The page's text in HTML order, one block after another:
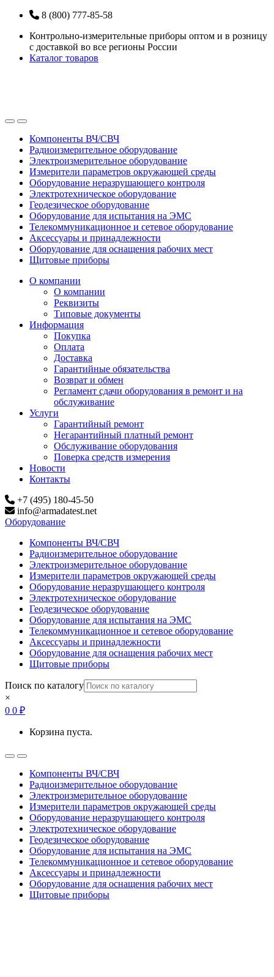
Перейти
навигации
Перейти
содержанию
8 (800) 777-85-58
Контрольно-измерительные приборы оптом и в розницу
с доставкой во все регионы России
Каталог товаров
OpenClose
Компоненты ВЧ/СВЧ
Радиоизмерительное оборудование
Электроизмерительное оборудование
Измерители параметров окружающей среды
Оборудование неразрушающего контроля
Электротехническое оборудование
Геодезическое оборудование
Оборудование для испытания на ЭМС
Телекоммуникационное и сетевое оборудование
Аксессуары и принадлежности
Оборудование для оснащения рабочих мест
Щитовые приборы
О компании
О компании
Реквизиты
Типовые документы
Информация
Покупка
Оплата
Доставка
Гарантийные обязательства
Возврат и обмен
Регламент сдачи оборудования в ремонт и на
обслуживание
Услуги
Гарантийный ремонт
Негарантийный платный ремонт
Обслуживание оборудования
Поверка средств измерения
Новости
Контакты
+7 (495) 180-45-50
info@armadatest.net
Оборудование
Компоненты ВЧ/СВЧ
Радиоизмерительное оборудование
Электроизмерительное оборудование
Измерители параметров окружающей среды
Оборудование неразрушающего контроля
Электротехническое оборудование
Геодезическое оборудование
Оборудование для испытания на ЭМС
Телекоммуникационное и сетевое оборудование
Аксессуары и принадлежности
Оборудование для оснащения рабочих мест
Щитовые приборы
Поиск по каталогу
×
0 0 ₽
Корзина пуста.
OpenClose
Компоненты ВЧ/СВЧ
Радиоизмерительное оборудование
Электроизмерительное оборудование
Измерители параметров окружающей среды
Оборудование неразрушающего контроля
Электротехническое оборудование
Геодезическое оборудование
Оборудование для испытания на ЭМС
Телекоммуникационное и сетевое оборудование
Аксессуары и принадлежности
Оборудование для оснащения рабочих мест
Щитовые приборы